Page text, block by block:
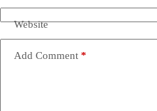
Website
Add Comment *